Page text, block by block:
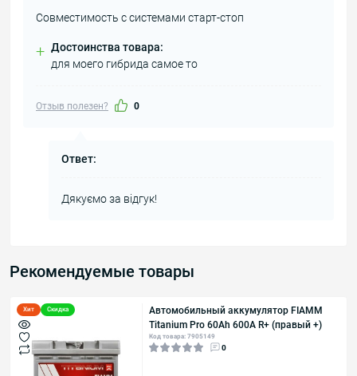
Совместимость с системами старт-стоп
+ Достоинства товара:
для моего гибрида самое то
Отзыв полезен? 0
Ответ:
Дякуємо за відгук!
Рекомендуемые товары
Хит Скидка
Автомобильный аккумулятор FIAMM
Titanium Pro 60Аh 600А R+ (правый +)
Код товара: 7905149
0